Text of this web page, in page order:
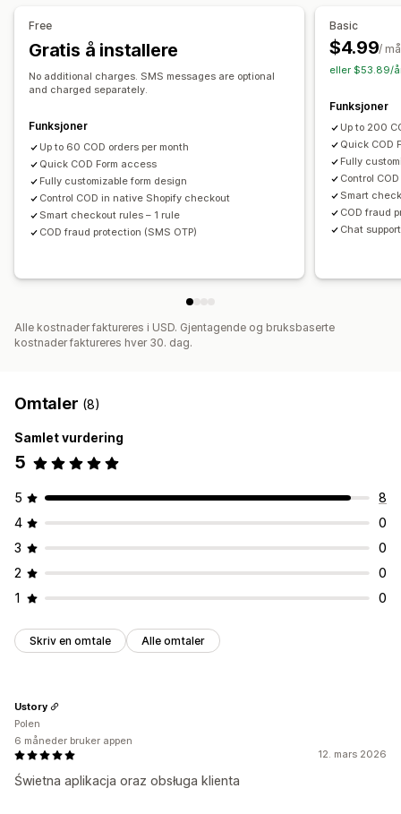
Skrifttype og farge
Tilpassede layout
Popup-vinduer
Integrerte skjemaer
Konvertering og mersalg
Rabatter Ettklikksbestilling
Free
Gratis å installere
No additional charges. SMS messages are optional
and charged separately.
Funksjoner
Up to 60 COD orders per month
Quick COD Form access
Fully customizable form design
Control COD in native Shopify checkout
Smart checkout rules – 1 rule
COD fraud protection (SMS OTP)
Basic
$4.99/
eller $53.89/
Funksjoner
Up to 200
Quick COD
Fully
Control
Smart
COD fraud
Chat support
Alle kostnader faktureres i USD. Gjentagende og bruksbaserte
kostnader faktureres hver 30. dag.
Omtaler (8)
Samlet vurdering
5
5
8
4
0
3
0
2
0
1
0
Skriv en omtale Alle omtaler
12. mars 2026
Świetna aplikacja oraz obsługa klienta
Ustory
Polen
6 måneder bruker appen